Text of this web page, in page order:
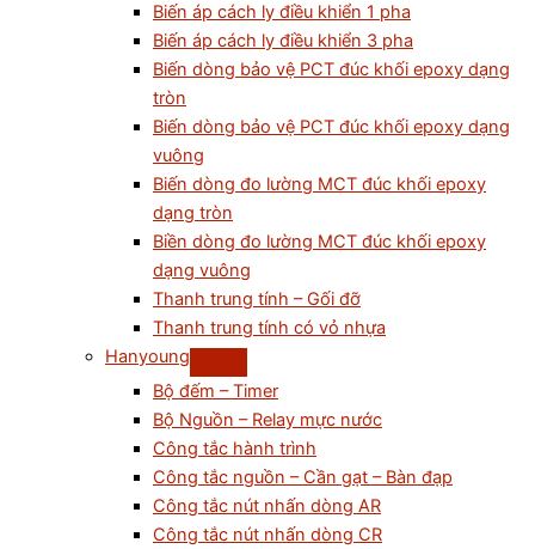
Biến áp cách ly điều khiển 1 pha
Biến áp cách ly điều khiển 3 pha
Biến dòng bảo vệ PCT đúc khối epoxy dạng
tròn
Biến dòng bảo vệ PCT đúc khối epoxy dạng
vuông
Biến dòng đo lường MCT đúc khối epoxy
dạng tròn
Biền dòng đo lường MCT đúc khối epoxy
dạng vuông
Thanh trung tính – Gối đỡ
Thanh trung tính có vỏ nhựa
Hanyoung
Bộ đếm – Timer
Bộ Nguồn – Relay mực nước
Công tắc hành trình
Công tắc nguồn – Cần gạt – Bàn đạp
Công tắc nút nhấn dòng AR
Công tắc nút nhấn dòng CR